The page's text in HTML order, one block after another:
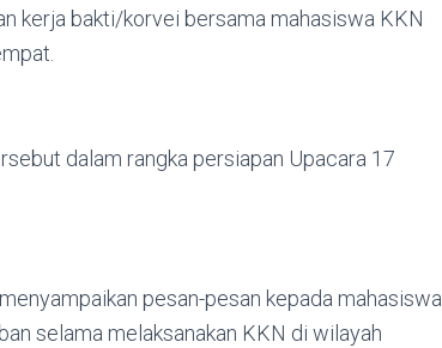
kerja bakti/korvei bersama mahasiswa KKN
dalam rangka persiapan Upacara 17
pesan-pesan kepada mahasiswa
selama melaksanakan KKN di wilayah